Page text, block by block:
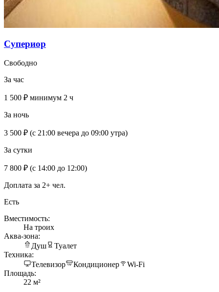
Супериор
Свободно
За час
1 500 ₽ минимум 2 ч
За ночь
3 500 ₽ (с 21:00 вечера до 09:00 утра)
За сутки
7 800 ₽ (с 14:00 до 12:00)
Доплата за 2+ чел.
Есть
Вместимость:
На троих
Аква-зона:
Душ
Туалет
Техника:
Телевизор
Кондиционер
Wi-Fi
Площадь:
22 м²